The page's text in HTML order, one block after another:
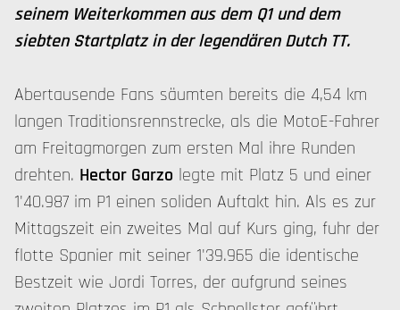
seinem Weiterkommen aus dem Q1 und dem
siebten Startplatz in der legendären Dutch TT.
Abertausende Fans säumten bereits die 4,54 km
langen Traditionsrennstrecke, als die MotoE-Fahrer
am Freitagmorgen zum ersten Mal ihre Runden
drehten. Hector Garzo legte mit Platz 5 und einer
1'40.987 im P1 einen soliden Auftakt hin. Als es zur
Mittagszeit ein zweites Mal auf Kurs ging, fuhr der
flotte Spanier mit seiner 1'39.965 die identische
Bestzeit wie Jordi Torres, der aufgrund seines